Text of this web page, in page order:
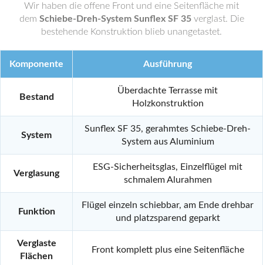
Wir haben die offene Front und eine Seitenfläche mit
dem Schiebe-Dreh-System Sunflex SF 35verglast. Die
bestehende Konstruktion blieb unangetastet.
Komponente Ausführung
Bestand
Überdachte Terrasse mit
Holzkonstruktion
System
Sunflex SF 35, gerahmtes Schiebe-Dreh-
System aus Aluminium
Verglasung
ESG-Sicherheitsglas, Einzelflügel mit
schmalem Alurahmen
Funktion
Flügel einzeln schiebbar, am Ende drehbar
und platzsparend geparkt
Verglaste
Flächen
Front komplett plus eine Seitenfläche